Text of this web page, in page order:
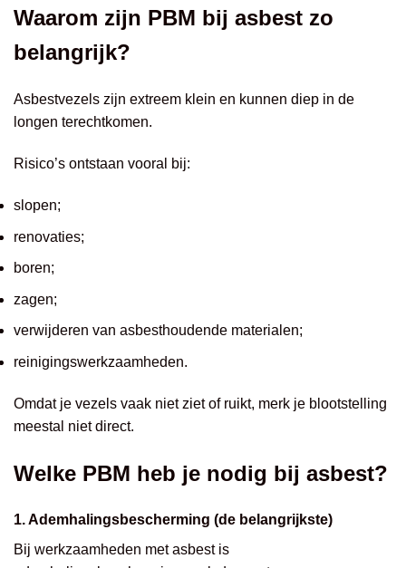
Waarom zijn PBM bij asbest zo
belangrijk?
Asbestvezels zijn extreem klein en kunnen diep in de
longen terechtkomen.
Risico’s ontstaan vooral bij:
slopen;
renovaties;
boren;
zagen;
verwijderen van asbesthoudende materialen;
reinigingswerkzaamheden.
Omdat je vezels vaak niet ziet of ruikt, merk je blootstelling
meestal niet direct.
Welke PBM heb je nodig bij asbest?
1. Ademhalingsbescherming (de belangrijkste)
Bij werkzaamheden met asbest is